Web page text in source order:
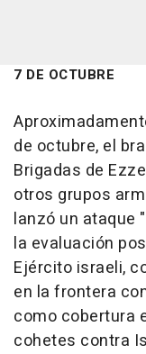
7 DE OCTUBRE
de octubre, el
Brigadas de
otros grupos
lanzó un ataque
la evaluación
Ejército israeli,
en la frontera
como cobertura
cohetes contra